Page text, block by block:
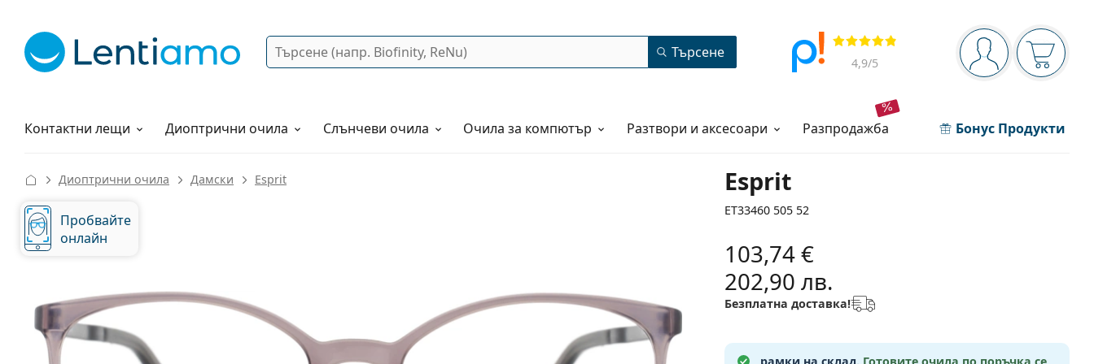
Navigation panel
Вие сте вписани
Прегледи
4,9/5
Търсене Търсене
Контактни лещи
Разтвори Диоптрични очила Слънчеви очила Очила за компютър Разтвори и аксесоари разпродажба Бонус Продукти
Как да поръчам?
Esprit
ET33460 505 52
Диоптрични очила Дамски Esprit
Пробвайте
онлайн
103,74 €
202,90 лв.
Безплатна доставка!